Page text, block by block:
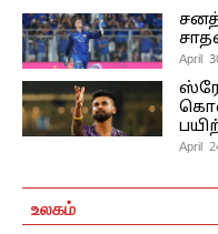
April
April
உலகம்